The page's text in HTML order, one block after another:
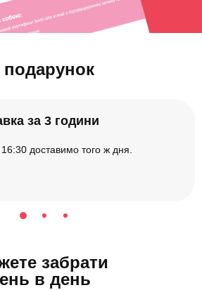
за 3 години
доставимо того ж дня.
забрати
в день